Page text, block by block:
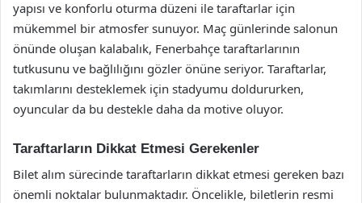
yapısı ve konforlu oturma düzeni ile taraftarlar için
mükemmel bir atmosfer sunuyor. Maç günlerinde salonun
önünde oluşan kalabalık, Fenerbahçe taraftarlarının
tutkusunu ve bağlılığını gözler önüne seriyor. Taraftarlar,
takımlarını desteklemek için stadyumu doldururken,
oyuncular da bu destekle daha da motive oluyor.
Taraftarların Dikkat Etmesi Gerekenler
Bilet alım sürecinde taraftarların dikkat etmesi gereken bazı
önemli noktalar bulunmaktadır. Öncelikle, biletlerin resmi